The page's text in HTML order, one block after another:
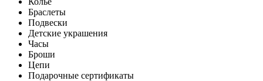
Браслеты
Подвески
Детские украшения
Часы
Броши
Цепи
Подарочные сертификаты